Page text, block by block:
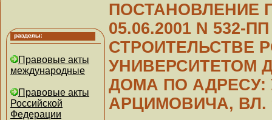
Правовые акты
международные
Правовые акты
Российской
Федерации
ПОСТАНОВЛЕНИЕ
05.06.2001 N 532-
СТРОИТЕЛЬСТВЕ
УНИВЕРСИТЕТОМ
ДОМА ПО АДРЕСУ:
АРЦИМОВИЧА, ВЛ.